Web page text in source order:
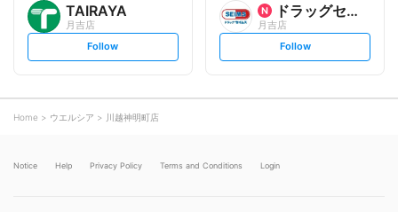
TAIRAYA
月吉店
s
t
o
w
Follow
ドラッグセイムス
月吉店
s
t
Follow
Home ウエルシア 川越神明町店
Notice Help Privacy Policy Terms and Conditions Login